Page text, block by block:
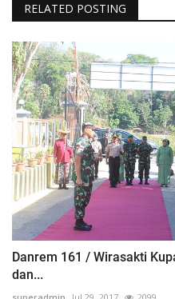
RELATED POSTING
Danrem 161 / Wirasakti
dan...